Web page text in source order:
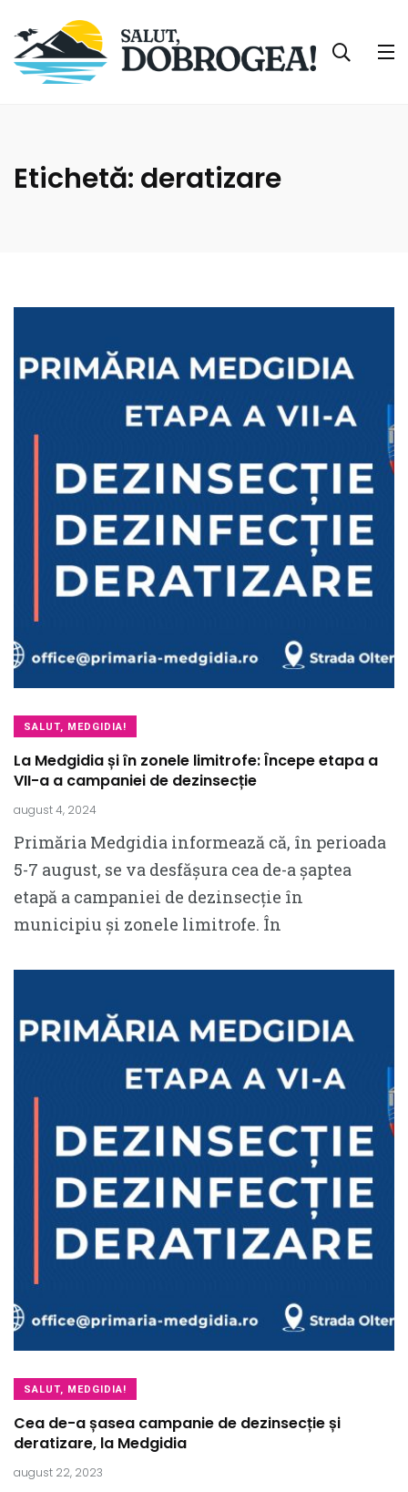
Etichetă: deratizare
SALUT, MEDGIDIA!
La Medgidia și în zonele limitrofe: Începe etapa a
VII-a a campaniei de dezinsecție
august 4, 2024
Primăria Medgidia informează că, în perioada
5-7 august, se va desfășura cea de-a șaptea
etapă a campaniei de dezinsecție în
municipiu și zonele limitrofe. În
SALUT, MEDGIDIA!
Cea de-a șasea campanie de dezinsecție și
deratizare, la Medgidia
august 22, 2023